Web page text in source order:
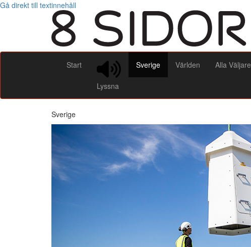
Gå direkt till textinnehåll
Start
Lyssna
Sverige Världen Alla Väljare
Sverige